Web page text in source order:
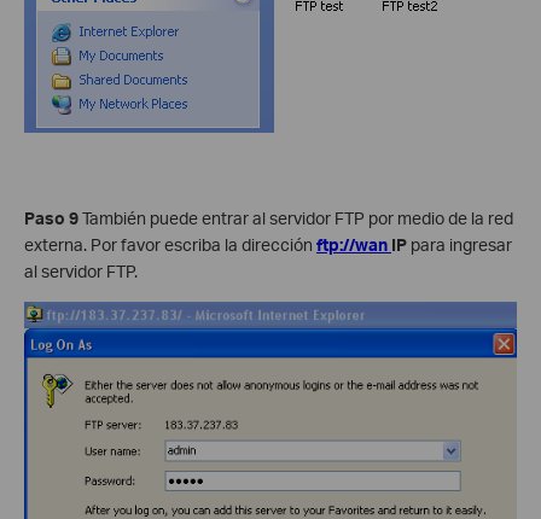
Paso 9También puede entrar al servidor FTP por medio de la red
externa. Por favor escriba la dirección ftp://wan IP para ingresar
al servidor FTP.